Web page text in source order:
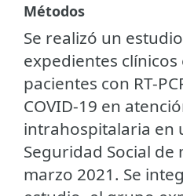
Métodos
Se realizó un
expedientes
pacientes con RT-
COVID-19 en
intrahospitalaria en
Seguridad Social de
marzo 2021. Se